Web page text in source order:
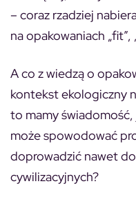
– coraz rzadziej
na opakowaniach
A co z wiedzą o
kontekst ekologiczny
to mamy
może spowodować
doprowadzić nawet
cywilizacyjnych?